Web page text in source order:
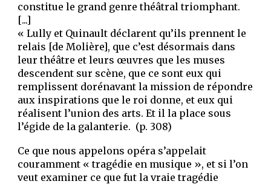
constitue le grand genre théâtral triomphant.
[...]
« Lully et Quinault déclarent qu’ils prennent le
relais [de Molière], que c’est désormais dans
leur théâtre et leurs œuvres que les muses
descendent sur scène, que ce sont eux qui
remplissent dorénavant la mission de répondre
aux inspirations que le roi donne, et eux qui
réalisent l’union des arts. Et il la place sous
l’égide de la galanterie. (p. 308)
Ce que nous appelons opéra s’appelait
couramment « tragédie en musique », et si l’on
veut examiner ce que fut la vraie tragédie